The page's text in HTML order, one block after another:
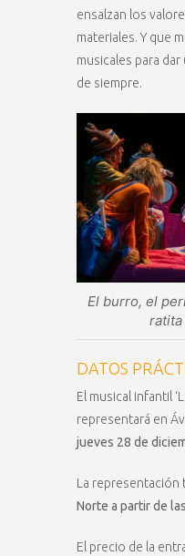
ensalzan los
materiales. Y que
musicales para
de siempre.
El burro, el
ratita
DATOS
El musical infantil
representará en
jueves 28 de
La representación
Norte a partir de
El precio de la